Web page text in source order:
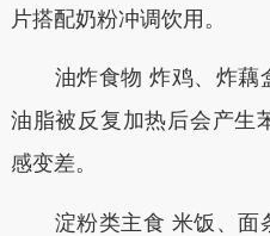
片搭配奶粉冲调饮用。
油炸食物 炸鸡、炸藕
油脂被反复加热后会产生
感变差。
淀粉类主食 米饭、面